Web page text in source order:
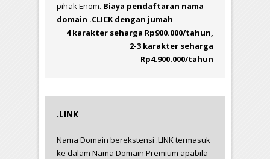
pihak Enom. Biaya pendaftaran nama
domain .CLICK dengan jumah
4 karakter seharga Rp900.000/tahun,
2-3 karakter seharga
Rp4.900.000/tahun
.LINK
Nama Domain berekstensi .LINK termasuk
ke dalam Nama Domain Premium apabila